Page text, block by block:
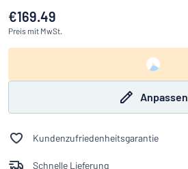
€169.49
Preis mit MwSt.
Anpassen
Kundenzufriedenheitsgarantie
Schnelle Lieferung